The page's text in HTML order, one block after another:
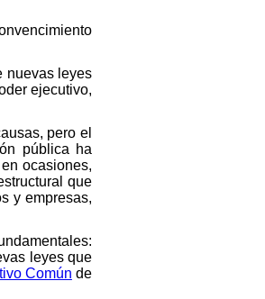
nuevas leyes
ejecutivo,
pero el
pública ha
ocasiones,
que
y empresas,
leyes que
Común de